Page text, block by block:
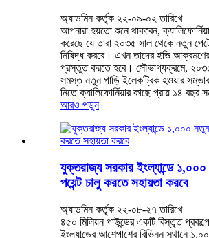
অ্যাডমিন কর্তৃক ২২-০৯-০২ তারিখে
আপনারা হয়তো শুনে থাকবেন,
করেছে যে তারা ২০৩৫ সাল থেকে নতুন
নিষিদ্ধ করবে। এখন তাদের ইভি
প্রস্তুত করতে হবে। সৌভাগ্যক্রমে,
সমস্ত নতুন গাড়ি ইলেকট্রিক হওয়ার
নিতে ক্যালিফোর্নিয়ার কাছে প্রায় ১৪
আরও পড়ুন
যুক্তরাজ্য সরকার ইংল্যান্ডে ১,০০০
পয়েন্ট চালু করতে সহায়তা করবে
অ্যাডমিন কর্তৃক ২২-০৮-২৭ তারিখে
৪৫০ মিলিয়ন পাউন্ডের একটি বিস্তৃত
ইংল্যান্ডের আশেপাশের বিভিন্ন স্থানে